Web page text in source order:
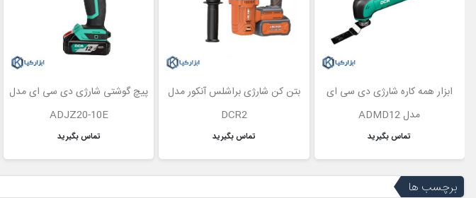
ابزار همه کاره شارژی دی سی ای
مدل ADMD12
تماس بگیرید
بتن کن شارژی براشلس آنکور مدل
DCR2
تماس بگیرید
پیچ گوشتی شارژی دی سی ای مدل
ADJZ20-10E
تماس بگیرید
برچسب ها